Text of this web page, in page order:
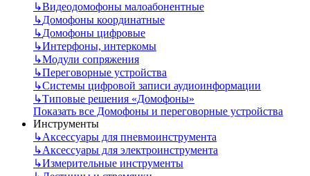
↳Видеодомофоны малоабонентные
↳Домофоны координатные
↳Домофоны цифровые
↳Интерфоны, интеркомы
↳Модули сопряжения
↳Переговорные устройства
↳Системы цифровой записи аудиоинформации
↳Типовые решения «Домофоны»
Показать все Домофоны и переговорные устройства
Инструменты
↳Аксессуары для пневмоинструмента
↳Аксессуары для электроинструмента
↳Измерительные инструменты